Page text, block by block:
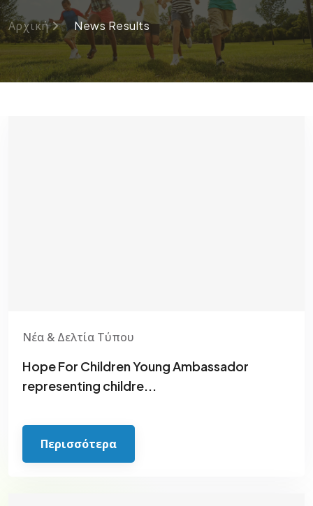
Αρχική News Results
Νέα & Δελτία Τύπου
Hope For Children Young Ambassador
representing childre...
Περισσότερα